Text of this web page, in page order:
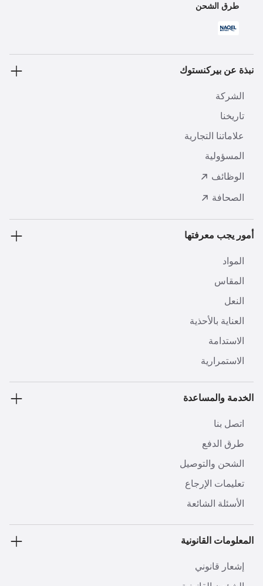
طرق الشحن
نبذة عن بيركنستوك
الشركة
تاريخنا
علاماتنا التجارية
المسؤولية
الوظائف
الصحافة
أمور يجب معرفتها
المواد
المقاس
النعل
العناية بالأحذية
الاستدامة
الاستمرارية
الخدمة والمساعدة
اتصل بنا
طرق الدفع
الشحن والتوصيل
تعليمات الإرجاع
الأسئلة الشائعة
المعلومات القانونية
إشعار قانوني